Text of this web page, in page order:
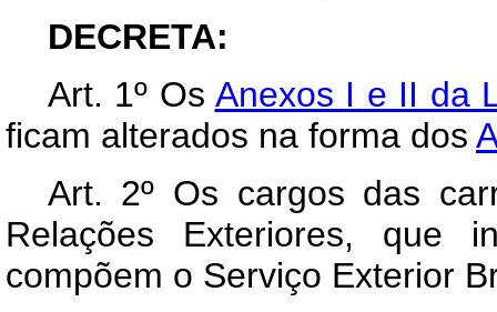
DECRETA:
Art. 1º Os Anexos I e II da
ficam alterados na forma dos
Art. 2º Os cargos das
Relações Exteriores, que
compõem o Serviço Exterior